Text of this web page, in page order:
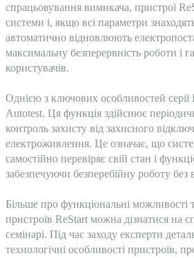
спрацьовування вимикача, пристрої
системи і, якщо всі параметри
автоматично відновлюють
максимальну безперервність роботи і
користувачів.
Однією з ключових особливостей серії
Autotest. Ця функція здійснює
контроль захисту від захисного
електроживлення. Це означає, що
самостійно перевіряє свій стан і
забезпечуючи безперебійну роботу без
Більше про функціональні можливості
пристроїв ReStart можна дізнатися на
семінарі. Під час заходу експерти
технологічні особливості пристроїв,